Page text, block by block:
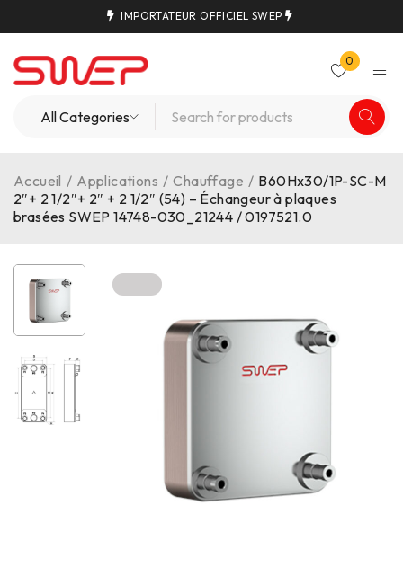
IMPORTATEUR OFFICIEL SWEP
0
Accueil / Applications / Chauffage / B60Hx30/1P-SC-M
2″+ 2 1/2″+ 2″ + 2 1/2″ (54) – Échangeur à plaques
brasées SWEP 14748-030_21244 / 0197521.0